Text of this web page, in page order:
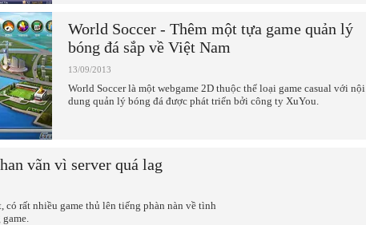
World Soccer - Thêm một tựa game quản lý
bóng đá sắp về Việt Nam
13/09/2013
World Soccer là một webgame 2D thuộc thể loại game casual với nội
dung quản lý bóng đá được phát triển bởi công ty XuYou.
vãn vì server quá lag
có rất nhiều game thủ lên tiếng phàn nàn về tình